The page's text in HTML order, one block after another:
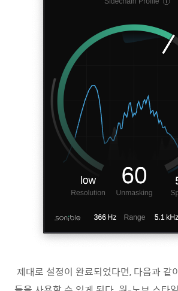
제대로 설정이 완료되었다면, 다음과 같